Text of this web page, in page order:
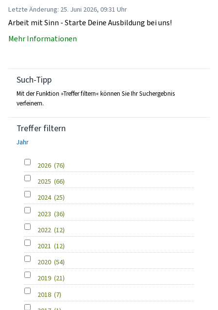
Letzte Änderung: 25. Juni 2026, 09:31 Uhr
Arbeit mit Sinn - Starte Deine Ausbildung bei uns!
Mehr Informationen
Such-Tipp
Mit der Funktion »Treffer filtern« können Sie Ihr Suchergebnis
verfeinern.
Treffer filtern
Jahr
2026 (76)
2025 (66)
2024 (25)
2023 (36)
2022 (12)
2021 (12)
2020 (54)
2019 (21)
2018 (7)